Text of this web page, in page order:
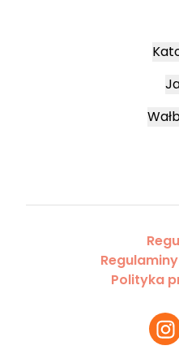
Polityka